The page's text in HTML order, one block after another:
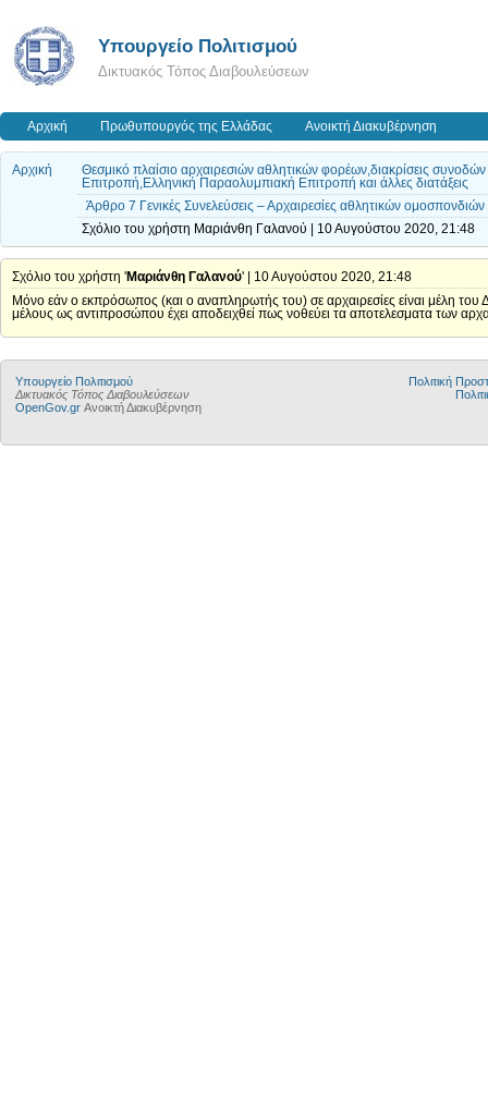
Υπουργείο Πολιτισμού
Δικτυακός Τόπος Διαβουλεύσεων
Αρχική Πρωθυπουργός της Ελλάδας Ανοικτή Διακυβέρνηση
Αρχική
Θεσμικό πλαίσιο αρχαιρεσιών αθλητικών φορέων,διακρίσεις
Επιτροπή,Ελληνική Παραολυμπιακή Επιτροπή και άλλες διατάξεις
Άρθρο 7 Γενικές Συνελεύσεις – Αρχαιρεσίες αθλητικών
Σχόλιο του χρήστη Μαριάνθη Γαλανού | 10 Αυγούστου 2020, 21:48
Σχόλιο του χρήστη 'Μαριάνθη Γαλανού' | 10 Αυγούστου 2020, 21:48
Μόνο εάν ο εκπρόσωπος (και ο αναπληρωτής του) σε αρχαιρεσίες είναι μέλη
μέλους ως αντιπροσώπου έχει αποδειχθεί πως νοθεύει τα αποτελεσματα των
Υπουργείο Πολιτισμού
Δικτυακός Τόπος Διαβουλεύσεων
OpenGov.gr Ανοικτή Διακυβέρνηση
Πολιτική